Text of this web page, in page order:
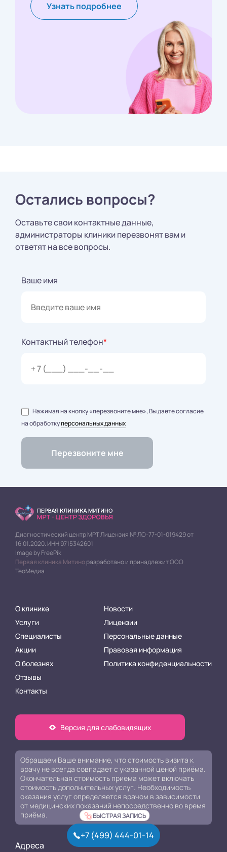
Узнать подробнее
Остались вопросы?
Оставьте свои контактные данные,
администраторы клиники перезвонят вам и
ответят на все вопросы.
Ваше имя
Контактный телефон*
Нажимая на кнопку «перезвоните мне», Вы даете согласие
на обработкуперсональных данных
Диагностический центр МРТ Лицензия № ЛО-77-01-019429 от
16.01.2020. ИНН 9715342601
Image by FreePik
Первая клиника Митиноразработано и принадлежит ООО
ТеоМедиа
О клинике
Услуги
Специалисты
Акции
О болезнях
Отзывы
Контакты
Новости
Лицензии
Персональные данные
Правовая информация
Политика конфиденциальности
Версия для слабовидящих
Обращаем Ваше внимание, что стоимость визита к
врачу не всегда совпадает с указанной ценой приёма.
Окончательная стоимость приема может включать
стоимость дополнительных услуг. Необходимость
оказания услуг определяется врачом в зависимости
от медицинских показаний непосредственно во время
приёма.
Адреса
БЫСТРАЯ ЗАПИСЬ
+7 (499) 444-01-14